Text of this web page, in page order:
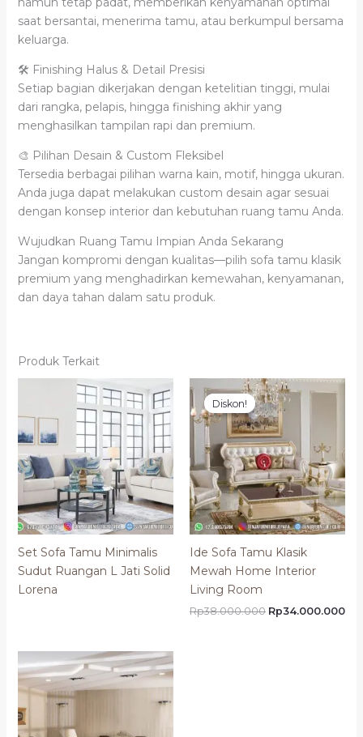
saat bersantai, menerima tamu, atau berkumpul bersama
keluarga.
🛠️ Finishing Halus & Detail Presisi
Setiap bagian dikerjakan dengan ketelitian tinggi, mulai
dari rangka, pelapis, hingga finishing akhir yang
menghasilkan tampilan rapi dan premium.
🎨 Pilihan Desain & Custom Fleksibel
Tersedia berbagai pilihan warna kain, motif, hingga ukuran.
Anda juga dapat melakukan custom desain agar sesuai
dengan konsep interior dan kebutuhan ruang tamu Anda.
Wujudkan Ruang Tamu Impian Anda Sekarang
Jangan kompromi dengan kualitas—pilih sofa tamu klasik
premium yang menghadirkan kemewahan, kenyamanan,
dan daya tahan dalam satu produk.
Produk Terkait
Set Sofa Tamu Minimalis
Sudut Ruangan L Jati Solid
Lorena
Diskon!
Diskon!
Ide Sofa Tamu Klasik
Mewah Home Interior
Living Room
Rp38.000.000
Harga
aslinya
adalah:
Rp38.000.000.
Rp34.000.000